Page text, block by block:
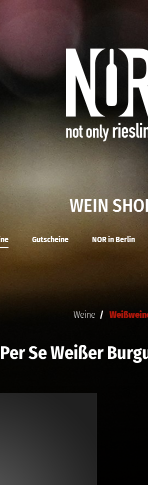
WEIN
Gutscheine NOR in Berlin
Weine
Se Weißer